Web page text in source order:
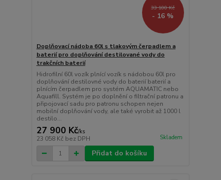
33 100 Kč
- 16 %
Doplňovací nádoba 60l s tlakovým čerpadlem a
baterií pro doplňování destilované vody do
trakčních baterií
Hidrofilní 60l vozík plnící vozík s nádobou 60l pro
doplňování destilovné vody do baterií baterií a
plnícím čerpadlem pro systém AQUAMATIC nebo
Aquafill. Systém je po doplnění o filtrační patronu a
připojovací sadu pro patronu schopen nejen
mobilní doplňování vody, ale také vyrobit až 1000 l
destilo...
27 900 Kč/ks
23 058 Kč bez DPH Skladem
Přidat do košíku